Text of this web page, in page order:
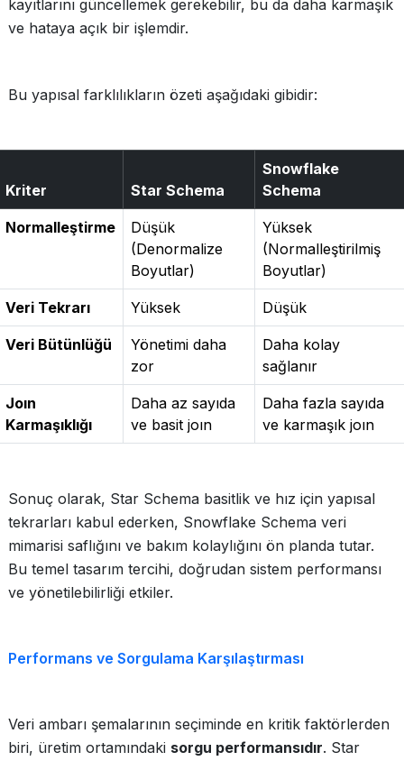
kayıtlarını güncellemek gerekebilir, bu da daha karmaşık
ve hataya açık bir işlemdir.
Bu yapısal farklılıkların özeti aşağıdaki gibidir:
Kriter Star Schema
Snowflake
Schema
Normalleştirme
Düşük
(Denormalize
Boyutlar)
Yüksek
(Normalleştirilmiş
Boyutlar)
Veri Tekrarı Yüksek Düşük
Veri Bütünlüğü
Yönetimi daha
zor
Daha kolay
sağlanır
Joın
Karmaşıklığı
Daha az sayıda
ve basit joın
Daha fazla sayıda
ve karmaşık joın
Sonuç olarak, Star Schema basitlik ve hız için yapısal
tekrarları kabul ederken, Snowflake Schema veri
mimarisi saflığını ve bakım kolaylığını ön planda tutar.
Bu temel tasarım tercihi, doğrudan sistem performansı
ve yönetilebilirliği etkiler.
Performans ve Sorgulama Karşılaştırması
Veri ambarı şemalarının seçiminde en kritik faktörlerden
biri, üretim ortamındaki sorgu performansıdır. Star